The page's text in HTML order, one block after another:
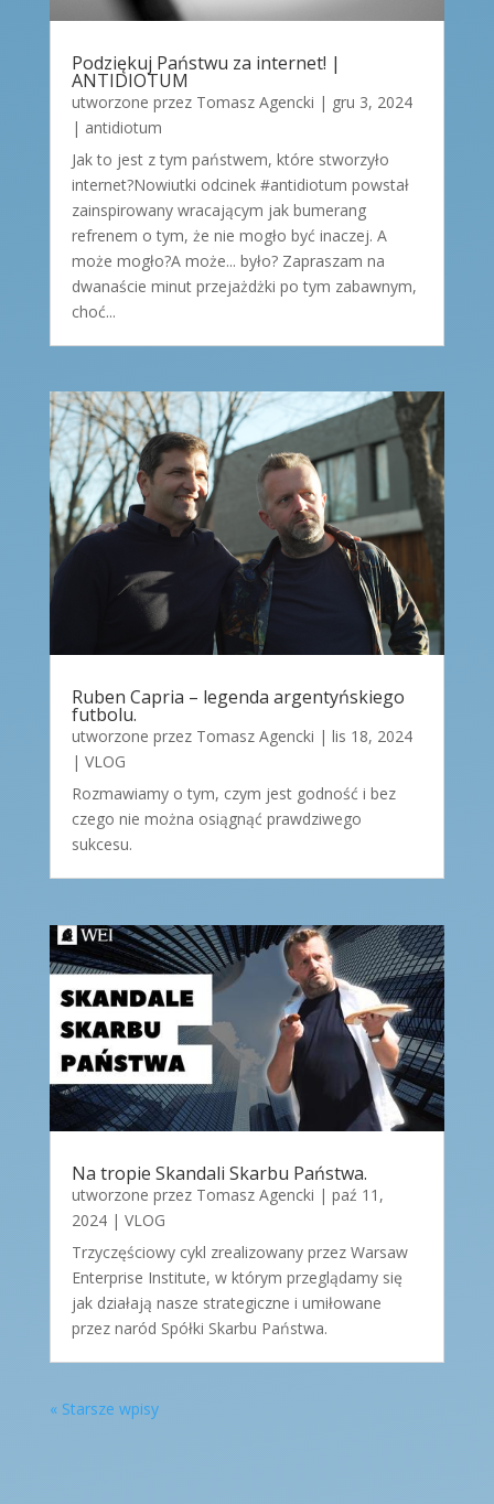
Podziękuj Państwu za internet! |
ANTIDIOTUM
utworzone przez Tomasz Agencki | gru 3, 2024
| antidiotum
Jak to jest z tym państwem, które stworzyło
internet?Nowiutki odcinek #antidiotum powstał
zainspirowany wracającym jak bumerang
refrenem o tym, że nie mogło być inaczej. A
może mogło?A może... było? Zapraszam na
dwanaście minut przejażdżki po tym zabawnym,
choć...
Ruben Capria – legenda argentyńskiego
futbolu.
utworzone przez Tomasz Agencki | lis 18, 2024
| VLOG
Rozmawiamy o tym, czym jest godność i bez
czego nie można osiągnąć prawdziwego
sukcesu.
Na tropie Skandali Skarbu Państwa.
utworzone przez Tomasz Agencki | paź 11,
2024| VLOG
Trzyczęściowy cykl zrealizowany przez Warsaw
Enterprise Institute, w którym przeglądamy się
jak działają nasze strategiczne i umiłowane
przez naród Spółki Skarbu Państwa.
« Starsze wpisy